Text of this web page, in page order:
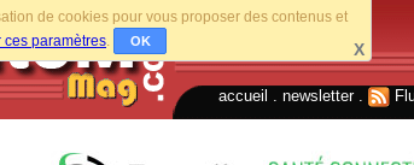
de cookies pour vous proposer des contenus et
ces paramètres. OK X
accueil newsletter.